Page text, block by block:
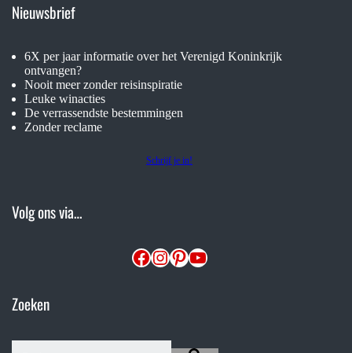
Nieuwsbrief
6X per jaar informatie over het Verenigd Koninkrijk
ontvangen?
Nooit meer zonder reisinspiratie
Leuke winacties
De verrassendste bestemmingen
Zonder reclame
Schrijf je in!
Volg ons via…
Facebook
Instagram
Pinterest
YouTube
Zoeken